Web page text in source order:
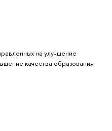
на улучшение
качества образования